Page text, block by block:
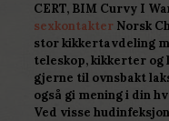
CERT, BIM Curvy I
sexkontakter Norsk
stor kikkertavdeling
teleskop, kikkerter og
gjerne til ovnsbakt
også gi mening i din
Ved visse